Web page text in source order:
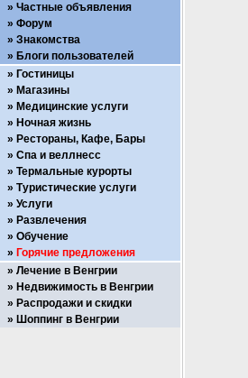
Частные объявления
Форум
Знакомства
Блоги пользователей
Гостиницы
Магазины
Медицинские услуги
Ночная жизнь
Рестораны, Кафе, Бары
Спа и веллнесс
Термальные курорты
Туристические услуги
Услуги
Развлечения
Обучение
Горячие предложения
Лечение в Венгрии
Недвижимость в Венгрии
Распродажи и скидки
Шоппинг в Венгрии